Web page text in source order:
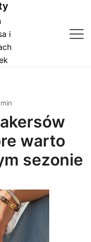
i
warto
sezonie